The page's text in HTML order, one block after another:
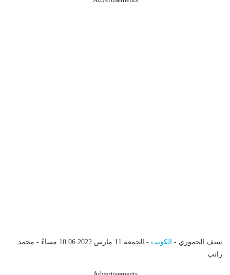
سيف الحموري - الكويت
- الجمعة 11 مارس 2022 10:06 مساءً - محمد
راتب